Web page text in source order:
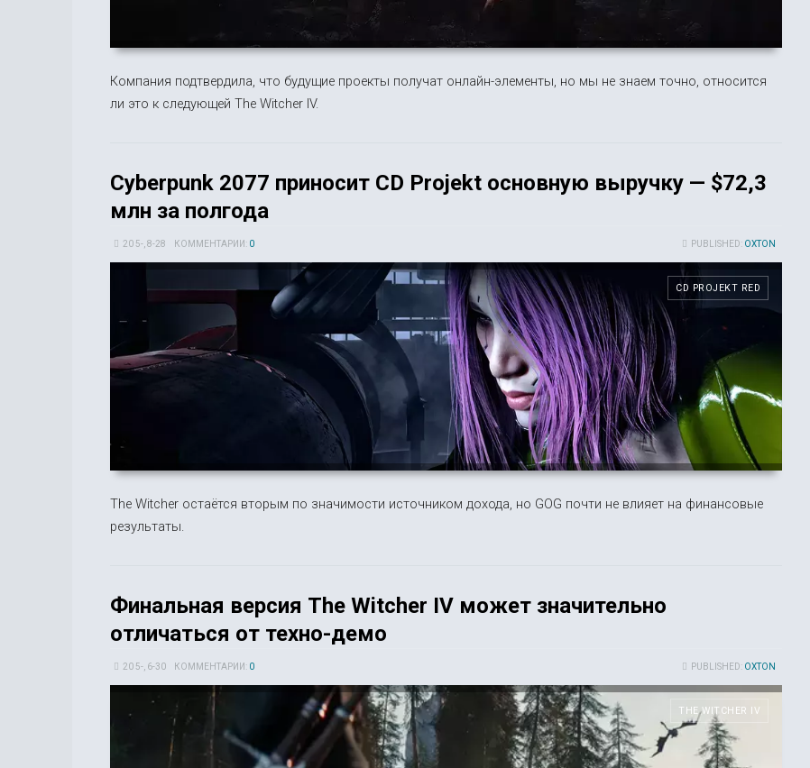
Компания подтвердила, что будущие проекты получат онлайн-элементы, но мы не знаем точно, относится
ли это к следующей The Witcher IV.
Cyberpunk 2077 приносит CD Projekt основную выручку — $72,3
млн за полгода
PUBLISHED: OXTON
20 5-, 8-28 КОММЕНТАРИИ: 0
CD PROJEKT RED
The Witcher остаётся вторым по значимости источником дохода, но GOG почти не влияет на финансовые
результаты.
Финальная версия The Witcher IV может значительно
отличаться от техно-демо
PUBLISHED: OXTON
20 5-, 6-30 КОММЕНТАРИИ: 0
THE WITCHER IV